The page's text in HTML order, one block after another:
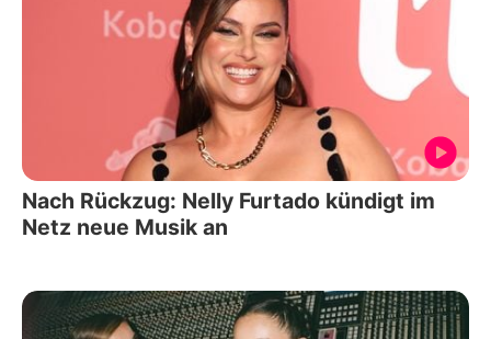
Nach Rückzug: Nelly Furtado kündigt im
Netz neue Musik an